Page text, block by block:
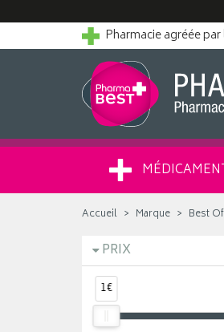
Pharmacie agréée
Accueil Marque Best
PRIX
1€